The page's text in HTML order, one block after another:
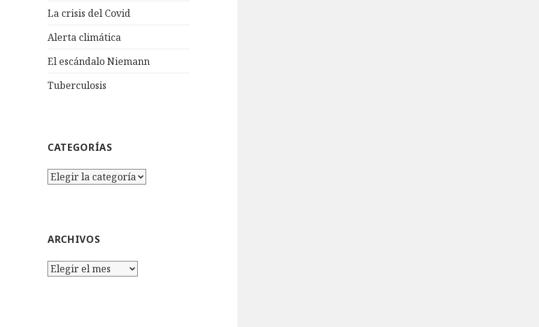
La crisis del Covid
Alerta climática
El escándalo Niemann
Tuberculosis
CATEGORÍAS
Categorías
ARCHIVOS
Archivos